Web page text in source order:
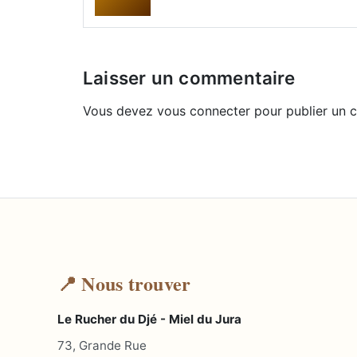
Laisser un commentaire
Vous devez vous connecter pour publier un
📍 Nous trouver
Le Rucher du Djé - Miel du Jura
73, Grande Rue